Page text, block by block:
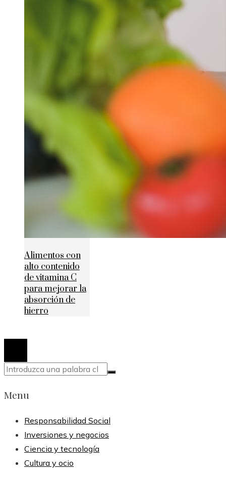
Alimentos con
alto contenido
de vitamina C
para mejorar la
absorción de
hierro
Menu
Responsabilidad Social
Inversiones y negocios
Ciencia y tecnología
Cultura y ocio